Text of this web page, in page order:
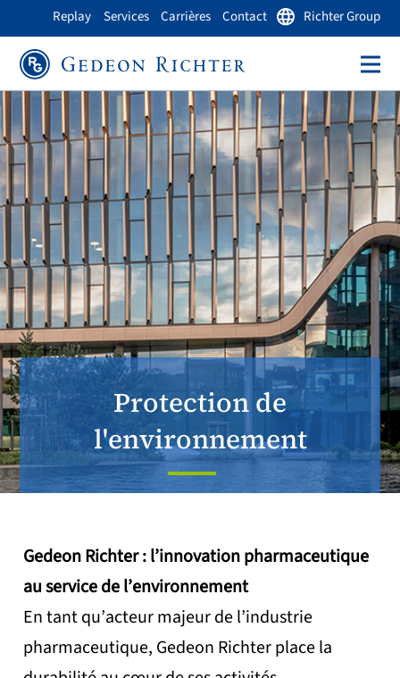
Replay Services Carrières Contact Richter Group
Protection de
l'environnement
Gedeon Richter : l’innovation pharmaceutique
au service de l’environnement
En tant qu’acteur majeur de l’industrie
pharmaceutique, Gedeon Richter place la